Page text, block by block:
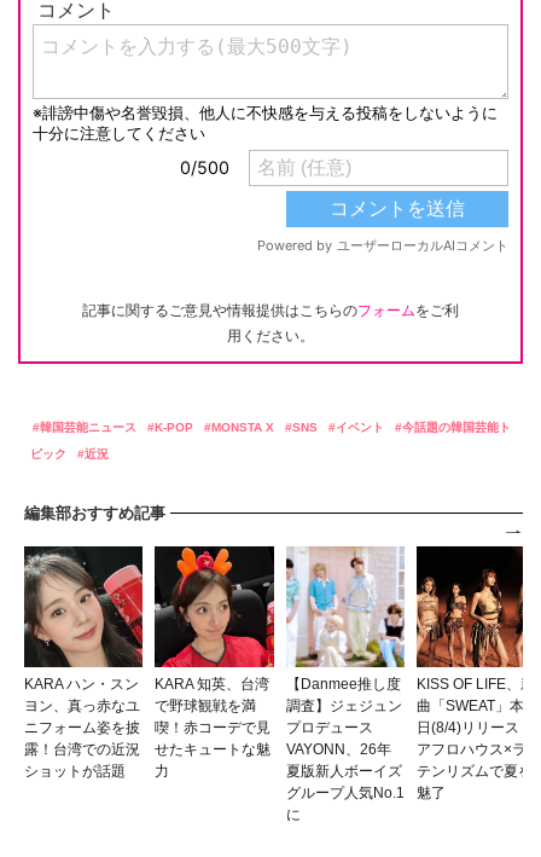
記事に関するご意見や情報提供はこちらのフォームをご利
用ください。
韓国芸能ニュース K-POP MONSTA X SNS イベント
今話題の韓国芸能ト
ピック
近況
編集部おすすめ記事
KARA ハン・スン
ヨン、真っ赤なユ
ニフォーム姿を披
露！台湾での近況
ショットが話題
KARA 知英、台湾
で野球観戦を満
喫！赤コーデで見
せたキュートな魅
力
【Danmee推し度
調査】ジェジュン
プロデュース
VAYONN、26年
夏版新人ボーイズ
グループ人気No.1
に
KISS OF LIFE、新
曲「SWEAT」本
日(8/4)リリース！
アフロハウス×ラ
テンリズムで夏を
魅了